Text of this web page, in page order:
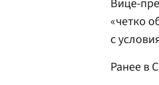
Вице-
«четко
с
Ранее в